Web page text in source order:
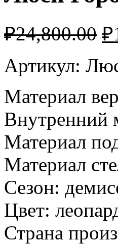
₽24,800.00 ₽
Артикул:
Материал
Внутренний
Материал
Материал
Сезон:
Цвет:
Страна